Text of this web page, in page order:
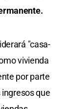
"casa-
vivienda
por parte
que